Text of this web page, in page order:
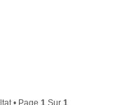
• Page 1 Sur 1